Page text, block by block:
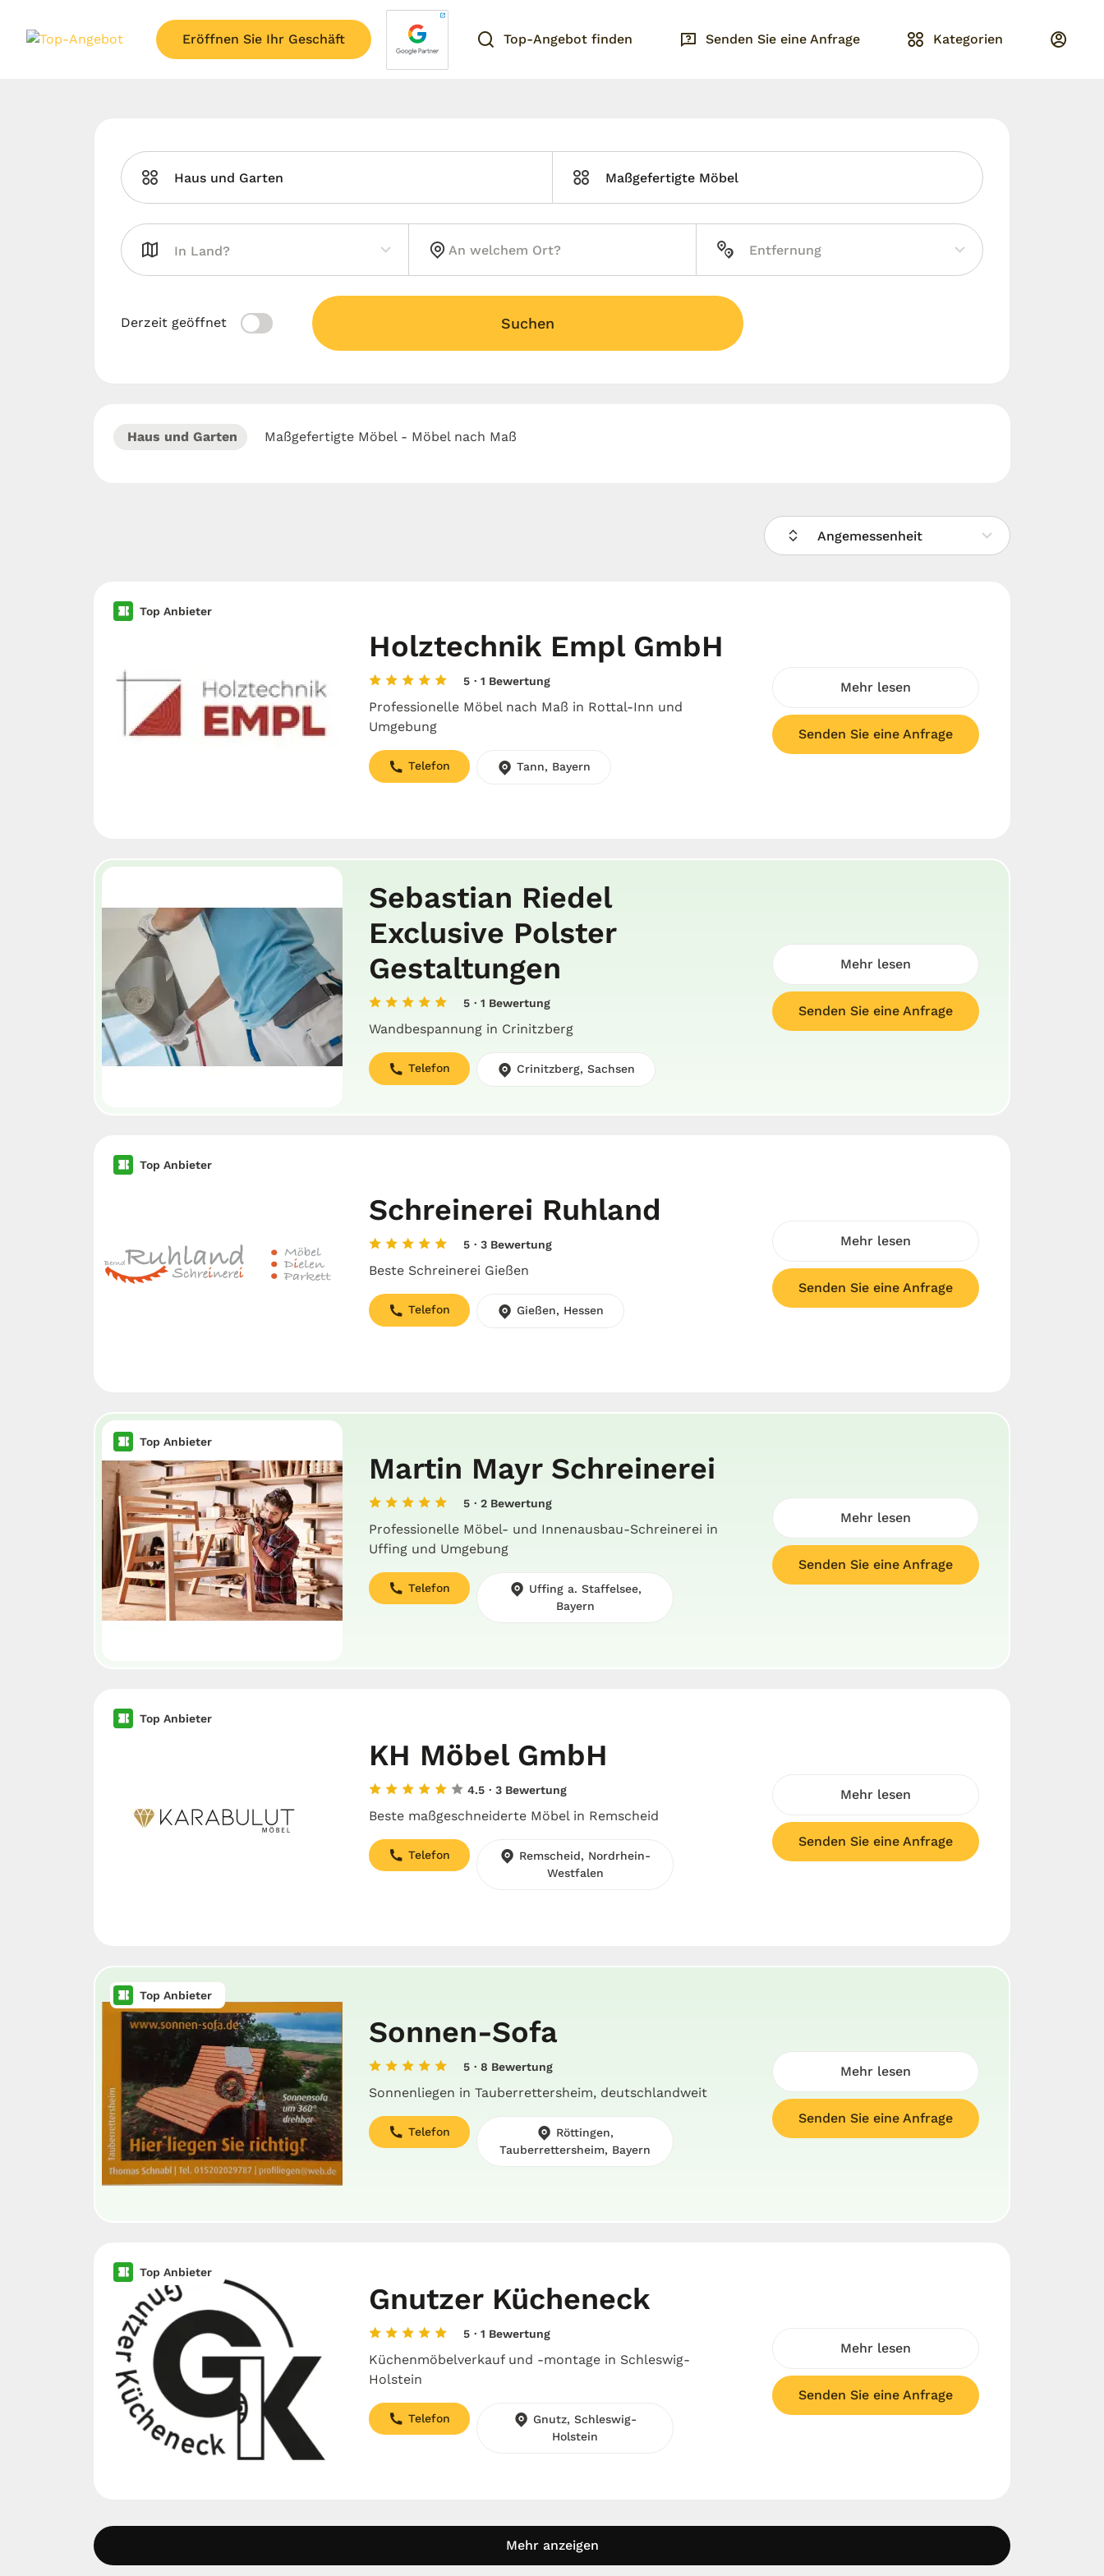
Eröffnen Sie Ihr Geschäft Top-Angebot finden Senden Sie eine Anfrage Kategorien
Haus und Garten Maßgefertigte Möbel
Derzeit geöffnet Suchen
Haus und Garten Maßgefertigte Möbel - Möbel nach Maß
Angemessenheit
Top Anbieter
Holztechnik Empl GmbH
5 · 1 Bewertung
Professionelle Möbel nach Maß in Rottal-Inn und
Umgebung
Telefon Tann, Bayern
Mehr lesen
Senden Sie eine Anfrage
Sebastian Riedel
Exclusive Polster
Gestaltungen
5 · 1 Bewertung
Wandbespannung in Crinitzberg
Telefon Crinitzberg, Sachsen
Mehr lesen
Senden Sie eine Anfrage
Top Anbieter
Schreinerei Ruhland
5 · 3 Bewertung
Beste Schreinerei Gießen
Telefon Gießen, Hessen
Mehr lesen
Senden Sie eine Anfrage
Top Anbieter
Martin Mayr Schreinerei
5 · 2 Bewertung
Professionelle Möbel- und Innenausbau-Schreinerei in
Uffing und Umgebung
Telefon
Uffing a. Staffelsee,
Bayern
Mehr lesen
Senden Sie eine Anfrage
Top Anbieter
KH Möbel GmbH
4.5 · 3 Bewertung
Beste maßgeschneiderte Möbel in Remscheid
Telefon
Remscheid, Nordrhein-
Westfalen
Mehr lesen
Senden Sie eine Anfrage
Top Anbieter
Sonnen-Sofa
5 · 8 Bewertung
Sonnenliegen in Tauberrettersheim, deutschlandweit
Telefon
Röttingen,
Tauberrettersheim, Bayern
Mehr lesen
Senden Sie eine Anfrage
Top Anbieter
Gnutzer Kücheneck
5 · 1 Bewertung
Küchenmöbelverkauf und -montage in Schleswig-
Holstein
Telefon
Gnutz, Schleswig-
Holstein
Mehr lesen
Senden Sie eine Anfrage
Mehr anzeigen